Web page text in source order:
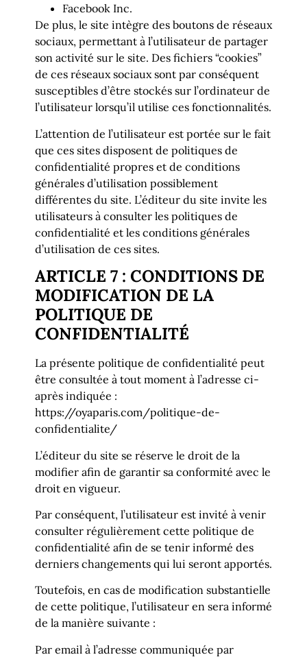
Facebook Inc.
De plus, le site intègre des boutons de réseaux
sociaux, permettant à l’utilisateur de partager
son activité sur le site. Des fichiers “cookies”
de ces réseaux sociaux sont par conséquent
susceptibles d’être stockés sur l’ordinateur de
l’utilisateur lorsqu’il utilise ces fonctionnalités.
L’attention de l’utilisateur est portée sur le fait
que ces sites disposent de politiques de
confidentialité propres et de conditions
générales d’utilisation possiblement
différentes du site. L’éditeur du site invite les
utilisateurs à consulter les politiques de
confidentialité et les conditions générales
d’utilisation de ces sites.
ARTICLE 7 : CONDITIONS DE
MODIFICATION DE LA
POLITIQUE DE
CONFIDENTIALITÉ
La présente politique de confidentialité peut
être consultée à tout moment à l’adresse ci-
après indiquée :
https://oyaparis.com/politique-de-
confidentialite/
L’éditeur du site se réserve le droit de la
modifier afin de garantir sa conformité avec le
droit en vigueur.
Par conséquent, l’utilisateur est invité à venir
consulter régulièrement cette politique de
confidentialité afin de se tenir informé des
derniers changements qui lui seront apportés.
Toutefois, en cas de modification substantielle
de cette politique, l’utilisateur en sera informé
de la manière suivante :
Par email à l’adresse communiquée par